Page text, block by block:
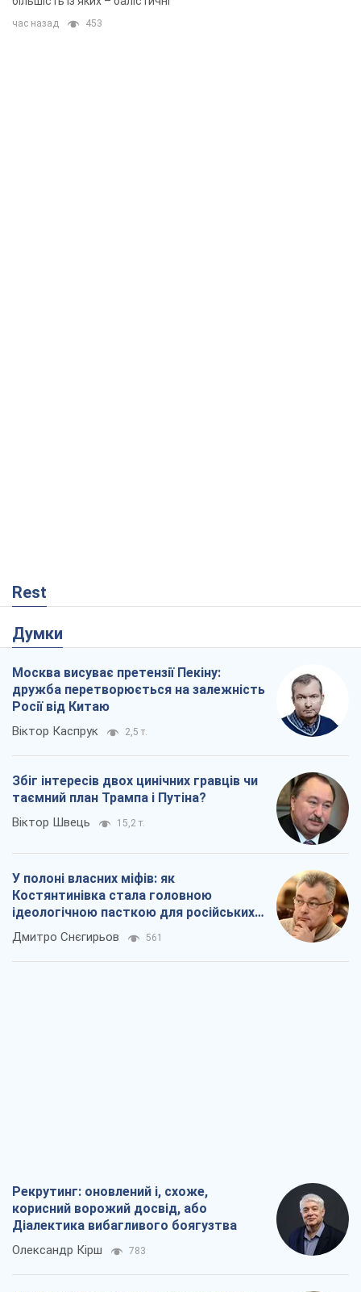
час назад 453
Rest
Думки
Москва висуває претензії Пекіну:
дружба перетворюється на залежність
Росії від Китаю
Віктор Каспрук 2,5 т.
Збіг інтересів двох цинічних гравців чи
таємний план Трампа і Путіна?
Віктор Швець 15,2 т.
У полоні власних міфів: як
Костянтинівка стала головною
ідеологічною пасткою для російських
окупантів
Дмитро Снєгирьов 561
Рекрутинг: оновлений і, схоже,
корисний ворожий досвід, або
Діалектика вибагливого боягузтва
Олександр Кірш 783